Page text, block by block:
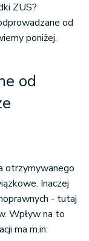
ZUS?
od
poniżej.
od
otrzymywanego
Inaczej
- tutaj
Wpływ na to
ma m.in: